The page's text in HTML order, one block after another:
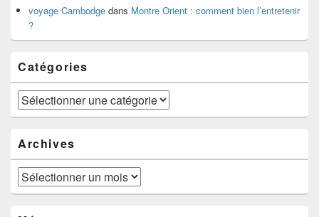
voyage Cambodge dans Montre Orient : comment bien l’entretenir
?
Catégories
Catégories
Archives
Archives